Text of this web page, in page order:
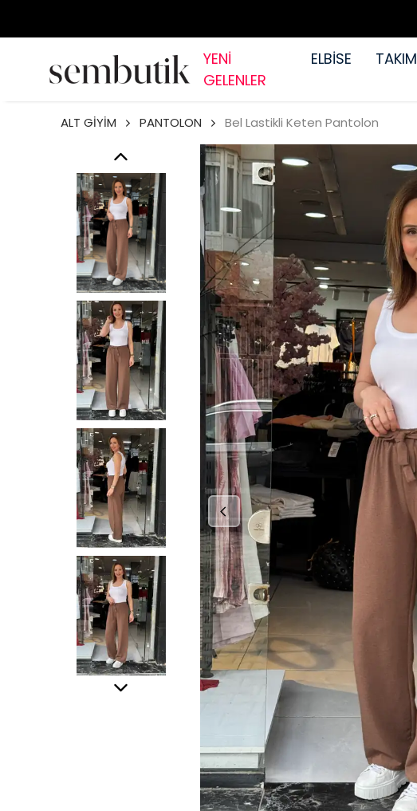
YENİ
GELENLER
ELBİSE TAKIM
ALT GİYİM PANTOLON Bel Lastikli Keten Pantolon